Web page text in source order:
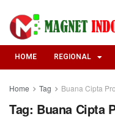
HOME REGIONAL
Home Tag Buana Cipta
Tag: Buana Cipta